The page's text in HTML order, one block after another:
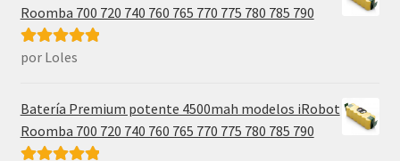
Roomba 700 720 740 760 765 770 775 780 785 790
Valorado con
por Loles
Batería Premium potente 4500mah modelos iRobot
Roomba 700 720 740 760 765 770 775 780 785 790